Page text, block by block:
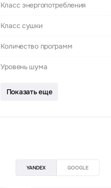
Класс энергопотребления
Класс сушки
Количество программ
Уровень шума
Показать еще
YANDEX GOOGLE